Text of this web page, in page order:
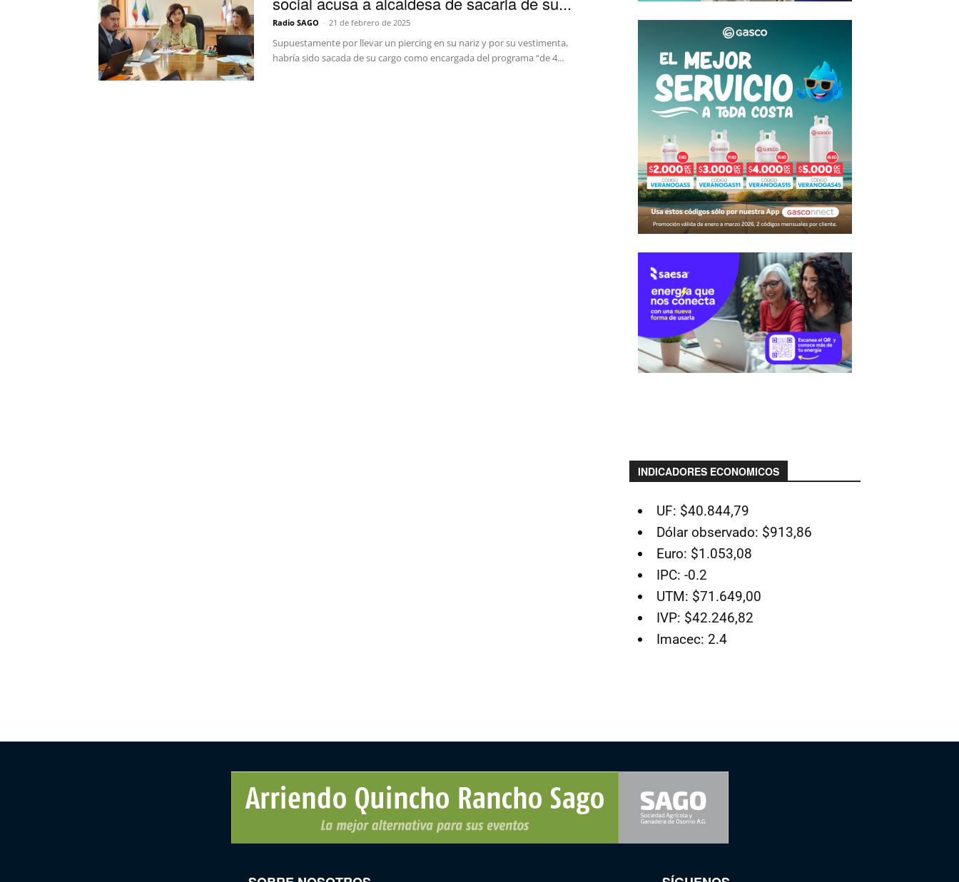
Radio SAGO - 21 de febrero de 2025
Supuestamente por llevar un piercing en su nariz y por su vestimenta,
habría sido sacada de su cargo como encargada del programa “de 4...
INDICADORES ECONOMICOS
UF: $40.844,79
Dólar observado: $913,86
Euro: $1.053,08
IPC: -0.2
UTM: $71.649,00
IVP: $42.246,82
Imacec: 2.4